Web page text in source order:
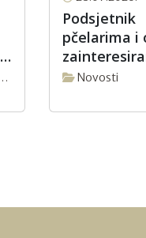
Podsjetnik
pčelarima i
korisnicima o
podnošenje
godinu
Novosti